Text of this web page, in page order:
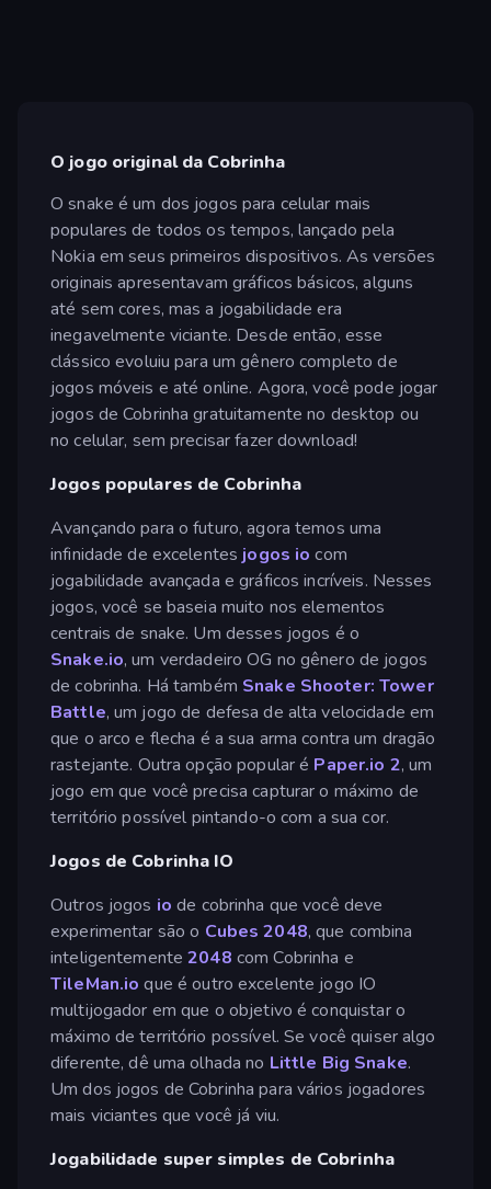
O jogo original da Cobrinha
O snake é um dos jogos para celular mais
populares de todos os tempos, lançado pela
Nokia em seus primeiros dispositivos. As versões
originais apresentavam gráficos básicos, alguns
até sem cores, mas a jogabilidade era
inegavelmente viciante. Desde então, esse
clássico evoluiu para um gênero completo de
jogos móveis e até online. Agora, você pode jogar
jogos de Cobrinha gratuitamente no desktop ou
no celular, sem precisar fazer download!
Jogos populares de Cobrinha
Avançando para o futuro, agora temos uma
infinidade de excelentes jogos io com
jogabilidade avançada e gráficos incríveis. Nesses
jogos, você se baseia muito nos elementos
centrais de snake. Um desses jogos é o
Snake.io, um verdadeiro OG no gênero de jogos
de cobrinha. Há também Snake Shooter: Tower
Battle, um jogo de defesa de alta velocidade em
que o arco e flecha é a sua arma contra um dragão
rastejante. Outra opção popular é Paper.io 2, um
jogo em que você precisa capturar o máximo de
território possível pintando-o com a sua cor.
Jogos de Cobrinha IO
Outros jogos io de cobrinha que você deve
experimentar são o Cubes 2048, que combina
inteligentemente2048 com Cobrinha e
TileMan.io que é outro excelente jogo IO
multijogador em que o objetivo é conquistar o
máximo de território possível. Se você quiser algo
diferente, dê uma olhada no Little Big Snake.
Um dos jogos de Cobrinha para vários jogadores
mais viciantes que você já viu.
Jogabilidade super simples de Cobrinha